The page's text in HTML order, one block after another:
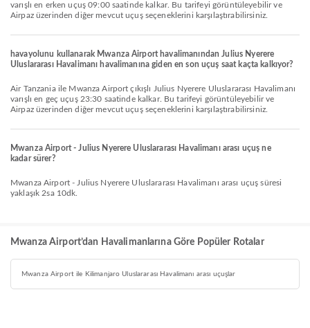
varışlı en erken uçuş 09:00 saatinde kalkar. Bu tarifeyi görüntüleyebilir ve
Airpaz üzerinden diğer mevcut uçuş seçeneklerini karşılaştırabilirsiniz.
havayolunu kullanarak Mwanza Airport havalimanından Julius Nyerere
Uluslararası Havalimanı havalimanına giden en son uçuş saat kaçta kalkıyor?
Air Tanzania ile Mwanza Airport çıkışlı Julius Nyerere Uluslararası Havalimanı
varışlı en geç uçuş 23:30 saatinde kalkar. Bu tarifeyi görüntüleyebilir ve
Airpaz üzerinden diğer mevcut uçuş seçeneklerini karşılaştırabilirsiniz.
Mwanza Airport - Julius Nyerere Uluslararası Havalimanı arası uçuş ne
kadar sürer?
Mwanza Airport - Julius Nyerere Uluslararası Havalimanı arası uçuş süresi
yaklaşık 2sa 10dk.
Mwanza Airport’dan Havalimanlarına Göre Popüler Rotalar
Mwanza Airport ile Kilimanjaro Uluslararası Havalimanı arası uçuşlar